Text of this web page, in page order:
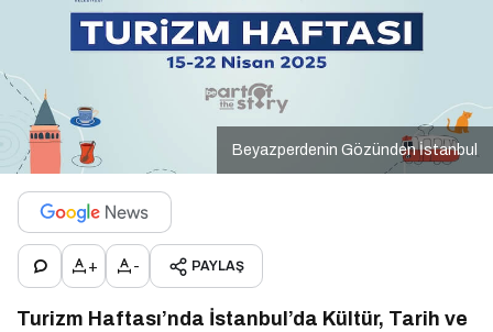
Beyazperdenin Gözünden İstanbul
+ - PAYLAŞ
Turizm Haftası’nda İstanbul’da Kültür, Tarih ve